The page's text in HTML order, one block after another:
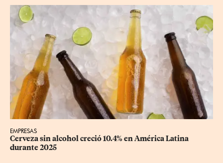
EMPRESAS
Cerveza sin alcohol creció 10.4% en América Latina
durante 2025